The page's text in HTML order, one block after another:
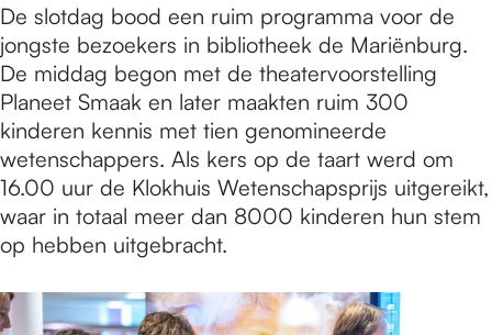
De slotdag bood een ruim programma voor de
jongste bezoekers in bibliotheek de Mariënburg.
De middag begon met de theatervoorstelling
Planeet Smaak en later maakten ruim 300
kinderen kennis met tien genomineerde
wetenschappers. Als kers op de taart werd om
16.00 uur de Klokhuis Wetenschapsprijs uitgereikt,
waar in totaal meer dan 8000 kinderen hun stem
op hebben uitgebracht.